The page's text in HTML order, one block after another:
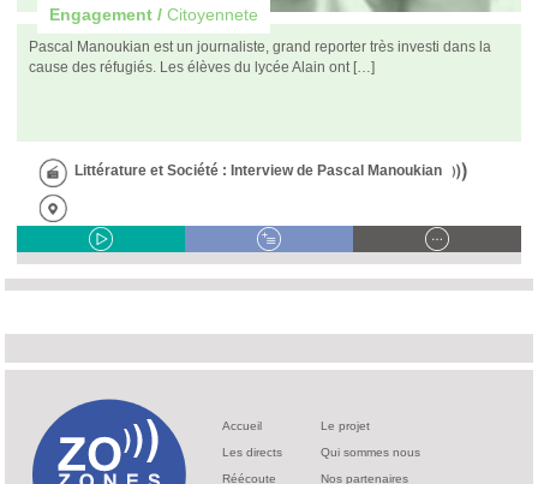
Engagement / Citoyennete
Pascal Manoukian est un journaliste, grand reporter très investi dans la
cause des réfugiés. Les élèves du lycée Alain ont […]
Littérature et Société : Interview de Pascal Manoukian
Accueil
Les directs
Réécoute
Le projet
Qui sommes nous
Nos partenaires